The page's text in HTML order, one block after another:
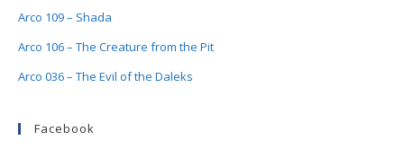
Arco 109 – Shada
Arco 106 – The Creature from the Pit
Arco 036 – The Evil of the Daleks
Facebook